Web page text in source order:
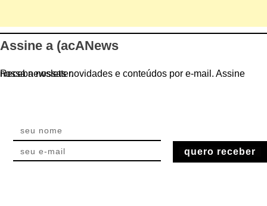
Assine a (acANews
Receba nossas novidades e conteúdos por e-mail. Assine nossa newsletter.
quero receber